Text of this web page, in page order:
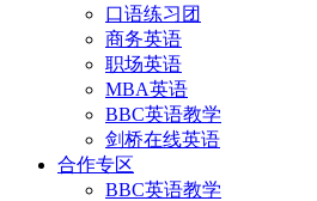
口语练习团
商务英语
职场英语
MBA英语
BBC英语教学
剑桥在线英语
合作专区
BBC英语教学